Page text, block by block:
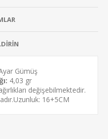
Gümüş
4,03 gr
değişebilmektedir.
16+5CM